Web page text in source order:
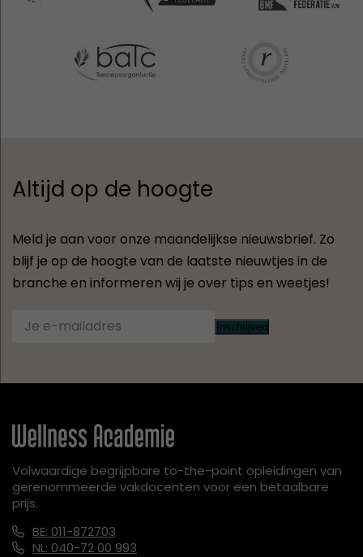
Altijd op de hoogte
Meld je aan voor onze maandelijkse nieuwsbrief. Zo
blijf je op de hoogte van de laatste nieuwtjes in de
branche en informeren wij je over tips en weetjes!
Inschrijven
Volwaardige begrijpbare to-the-point opleidingen van
gerenommeerde vakdocenten voor een betaalbare
prijs.
BE: 011-872703
NL: 040-72 00 993